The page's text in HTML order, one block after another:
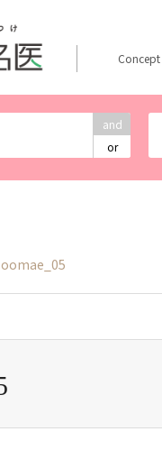
and
or
Concept
oomae_05